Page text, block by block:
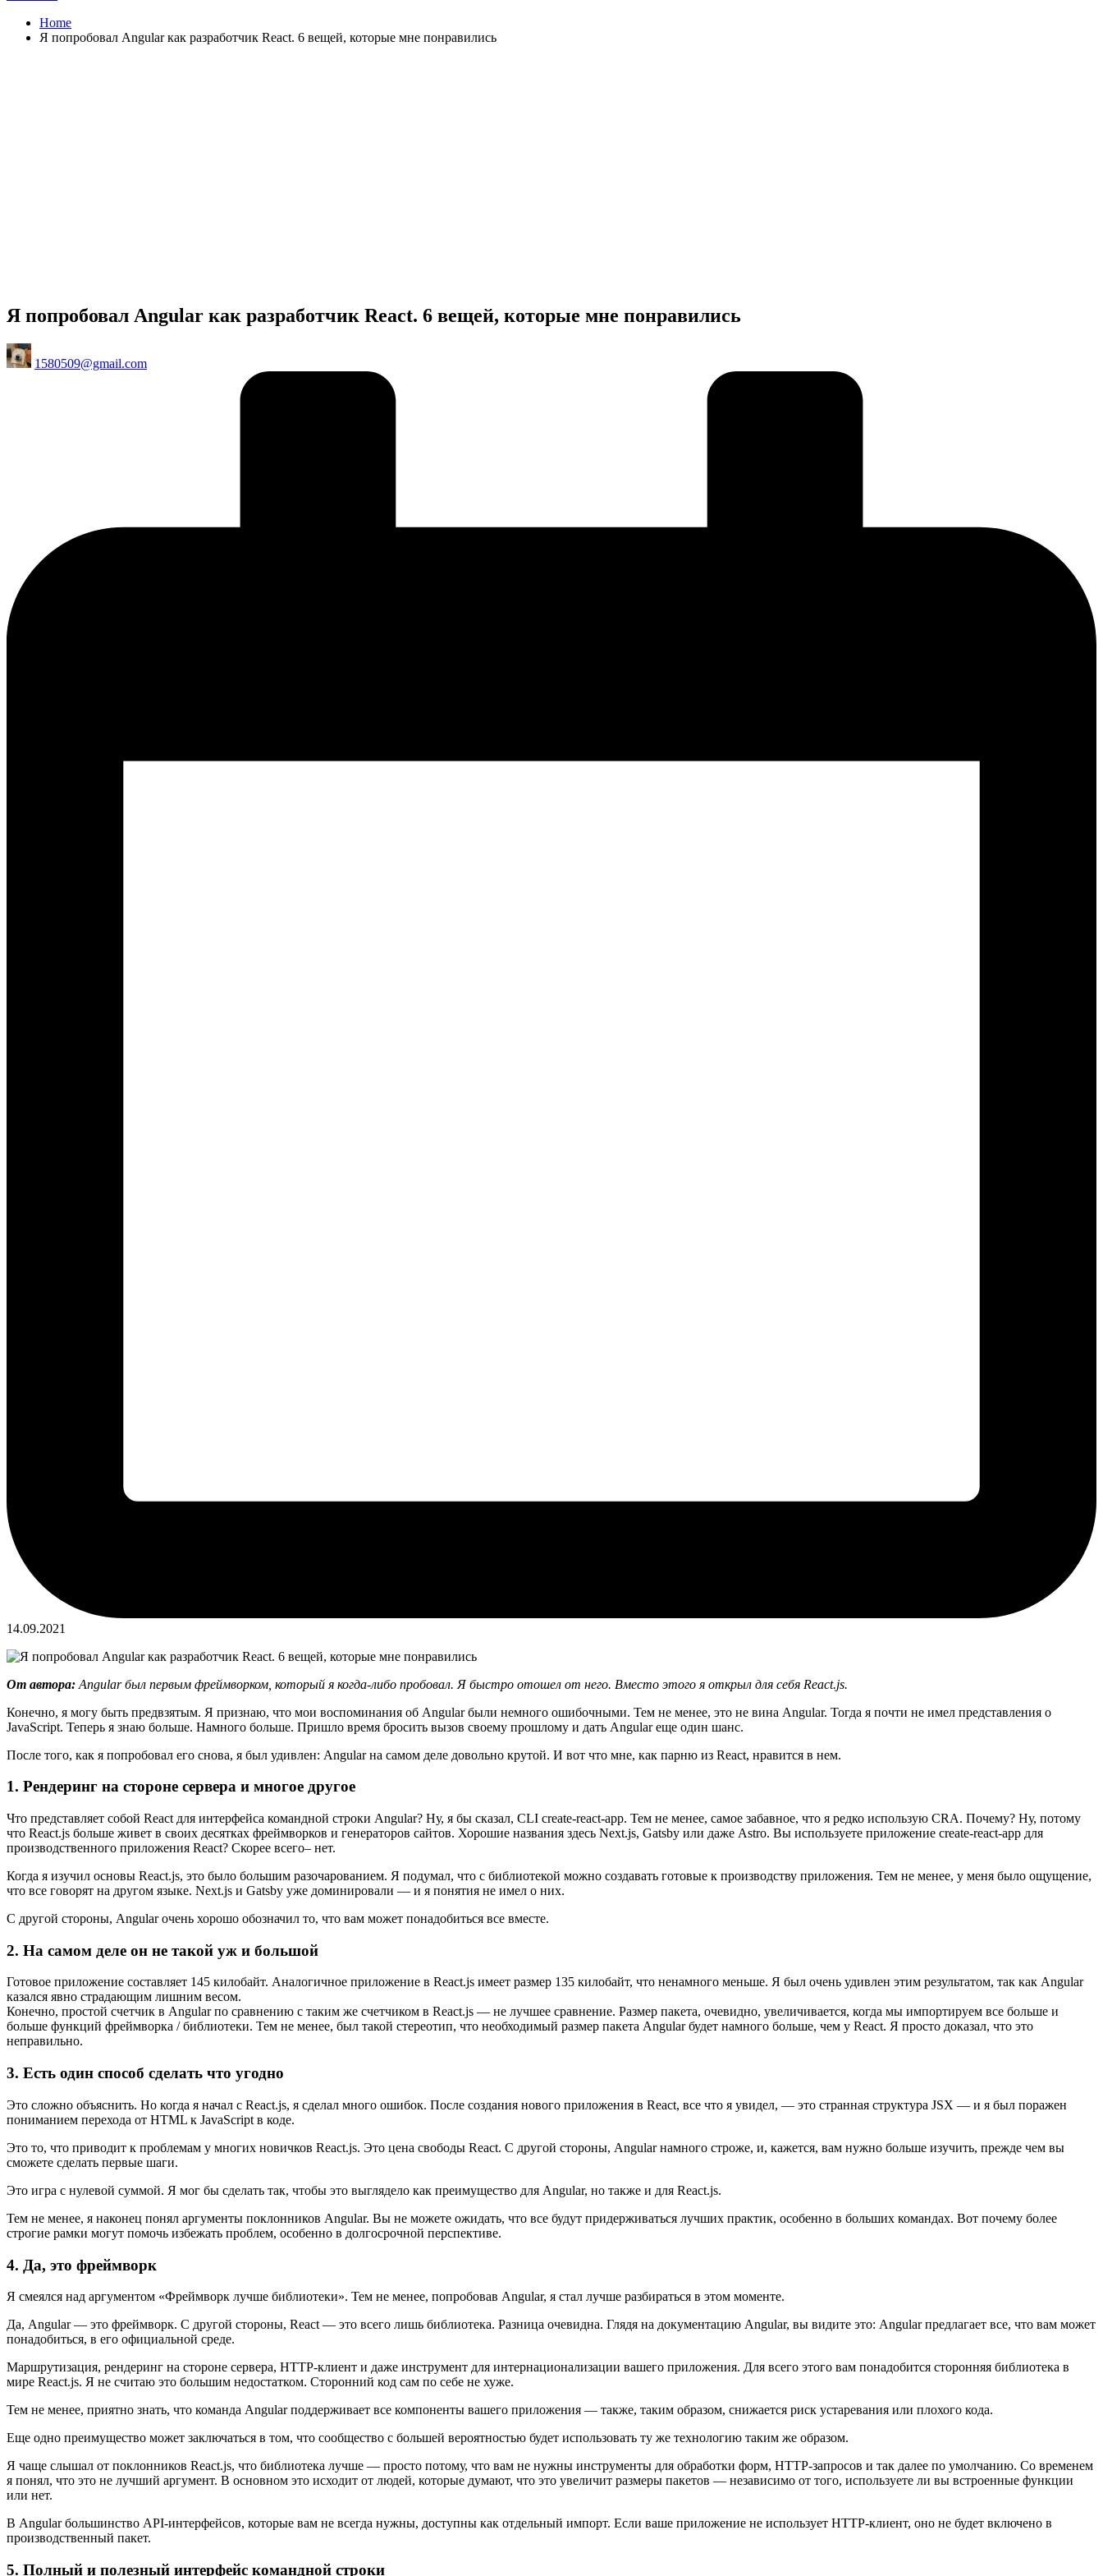
Home
Я попробовал Angular как разработчик React. 6 вещей, которые мне понравились
Я попробовал Angular как разработчик React. 6 вещей, которые мне понравились
Posted
by
1580509@gmail.com
14.09.2021
От автора: Angular был первым фреймворком, который я когда-либо пробовал. Я быстро отошел от него. Вместо этого я открыл для себя React.js.
Конечно, я могу быть предвзятым. Я признаю, что мои воспоминания об Angular были немного ошибочными. Тем не менее, это не вина Angular. Тогда я почти не имел представления о
JavaScript. Теперь я знаю больше. Намного больше. Пришло время бросить вызов своему прошлому и дать Angular еще один шанс.
После того, как я попробовал его снова, я был удивлен: Angular на самом деле довольно крутой. И вот что мне, как парню из React, нравится в нем.
1. Рендеринг на стороне сервера и многое другое
Что представляет собой React для интерфейса командной строки Angular? Ну, я бы сказал, CLI create-react-app. Тем не менее, самое забавное, что я редко использую CRA. Почему? Ну, потому
что React.js больше живет в своих десятках фреймворков и генераторов сайтов. Хорошие названия здесь Next.js, Gatsby или даже Astro. Вы используете приложение create-react-app для
производственного приложения React? Скорее всего– нет.
Когда я изучил основы React.js, это было большим разочарованием. Я подумал, что с библиотекой можно создавать готовые к производству приложения. Тем не менее, у меня было ощущение,
что все говорят на другом языке. Next.js и Gatsby уже доминировали — и я понятия не имел о них.
С другой стороны, Angular очень хорошо обозначил то, что вам может понадобиться все вместе.
2. На самом деле он не такой уж и большой
Готовое приложение составляет 145 килобайт. Аналогичное приложение в React.js имеет размер 135 килобайт, что ненамного меньше. Я был очень удивлен этим результатом, так как Angular
казался явно страдающим лишним весом.
Конечно, простой счетчик в Angular по сравнению с таким же счетчиком в React.js — не лучшее сравнение. Размер пакета, очевидно, увеличивается, когда мы импортируем все больше и
больше функций фреймворка / библиотеки. Тем не менее, был такой стереотип, что необходимый размер пакета Angular будет намного больше, чем у React. Я просто доказал, что это
неправильно.
3. Есть один способ сделать что угодно
Это сложно объяснить. Но когда я начал с React.js, я сделал много ошибок. После создания нового приложения в React, все что я увидел, — это странная структура JSX — и я был поражен
пониманием перехода от HTML к JavaScript в коде.
Это то, что приводит к проблемам у многих новичков React.js. Это цена свободы React. С другой стороны, Angular намного строже, и, кажется, вам нужно больше изучить, прежде чем вы
сможете сделать первые шаги.
Это игра с нулевой суммой. Я мог бы сделать так, чтобы это выглядело как преимущество для Angular, но также и для React.js.
Тем не менее, я наконец понял аргументы поклонников Angular. Вы не можете ожидать, что все будут придерживаться лучших практик, особенно в больших командах. Вот почему более
строгие рамки могут помочь избежать проблем, особенно в долгосрочной перспективе.
4. Да, это фреймворк
Я смеялся над аргументом «Фреймворк лучше библиотеки». Тем не менее, попробовав Angular, я стал лучше разбираться в этом моменте.
Да, Angular — это фреймворк. С другой стороны, React — это всего лишь библиотека. Разница очевидна. Глядя на документацию Angular, вы видите это: Angular предлагает все, что вам может
понадобиться, в его официальной среде.
Маршрутизация, рендеринг на стороне сервера, HTTP-клиент и даже инструмент для интернационализации вашего приложения. Для всего этого вам понадобится сторонняя библиотека в
мире React.js. Я не считаю это большим недостатком. Сторонний код сам по себе не хуже.
Тем не менее, приятно знать, что команда Angular поддерживает все компоненты вашего приложения — также, таким образом, снижается риск устаревания или плохого кода.
Еще одно преимущество может заключаться в том, что сообщество с большей вероятностью будет использовать ту же технологию таким же образом.
Я чаще слышал от поклонников React.js, что библиотека лучше — просто потому, что вам не нужны инструменты для обработки форм, HTTP-запросов и так далее по умолчанию. Со временем
я понял, что это не лучший аргумент. В основном это исходит от людей, которые думают, что это увеличит размеры пакетов — независимо от того, используете ли вы встроенные функции
или нет.
В Angular большинство API-интерфейсов, которые вам не всегда нужны, доступны как отдельный импорт. Если ваше приложение не использует HTTP-клиент, оно не будет включено в
производственный пакет.
5. Полный и полезный интерфейс командной строки